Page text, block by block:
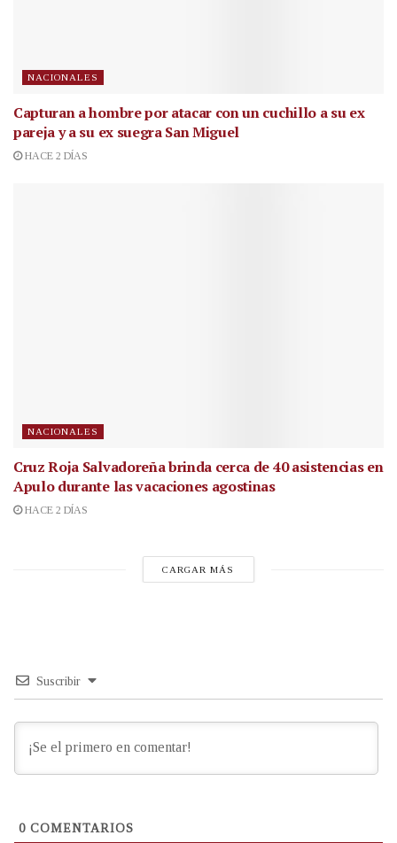
NACIONALES
Capturan a hombre por atacar con un cuchillo a su ex
pareja y a su ex suegra San Miguel
HACE 2 DÍAS
NACIONALES
Cruz Roja Salvadoreña brinda cerca de 40 asistencias en
Apulo durante las vacaciones agostinas
HACE 2 DÍAS
CARGAR MÁS
Suscribir
0 COMENTARIOS